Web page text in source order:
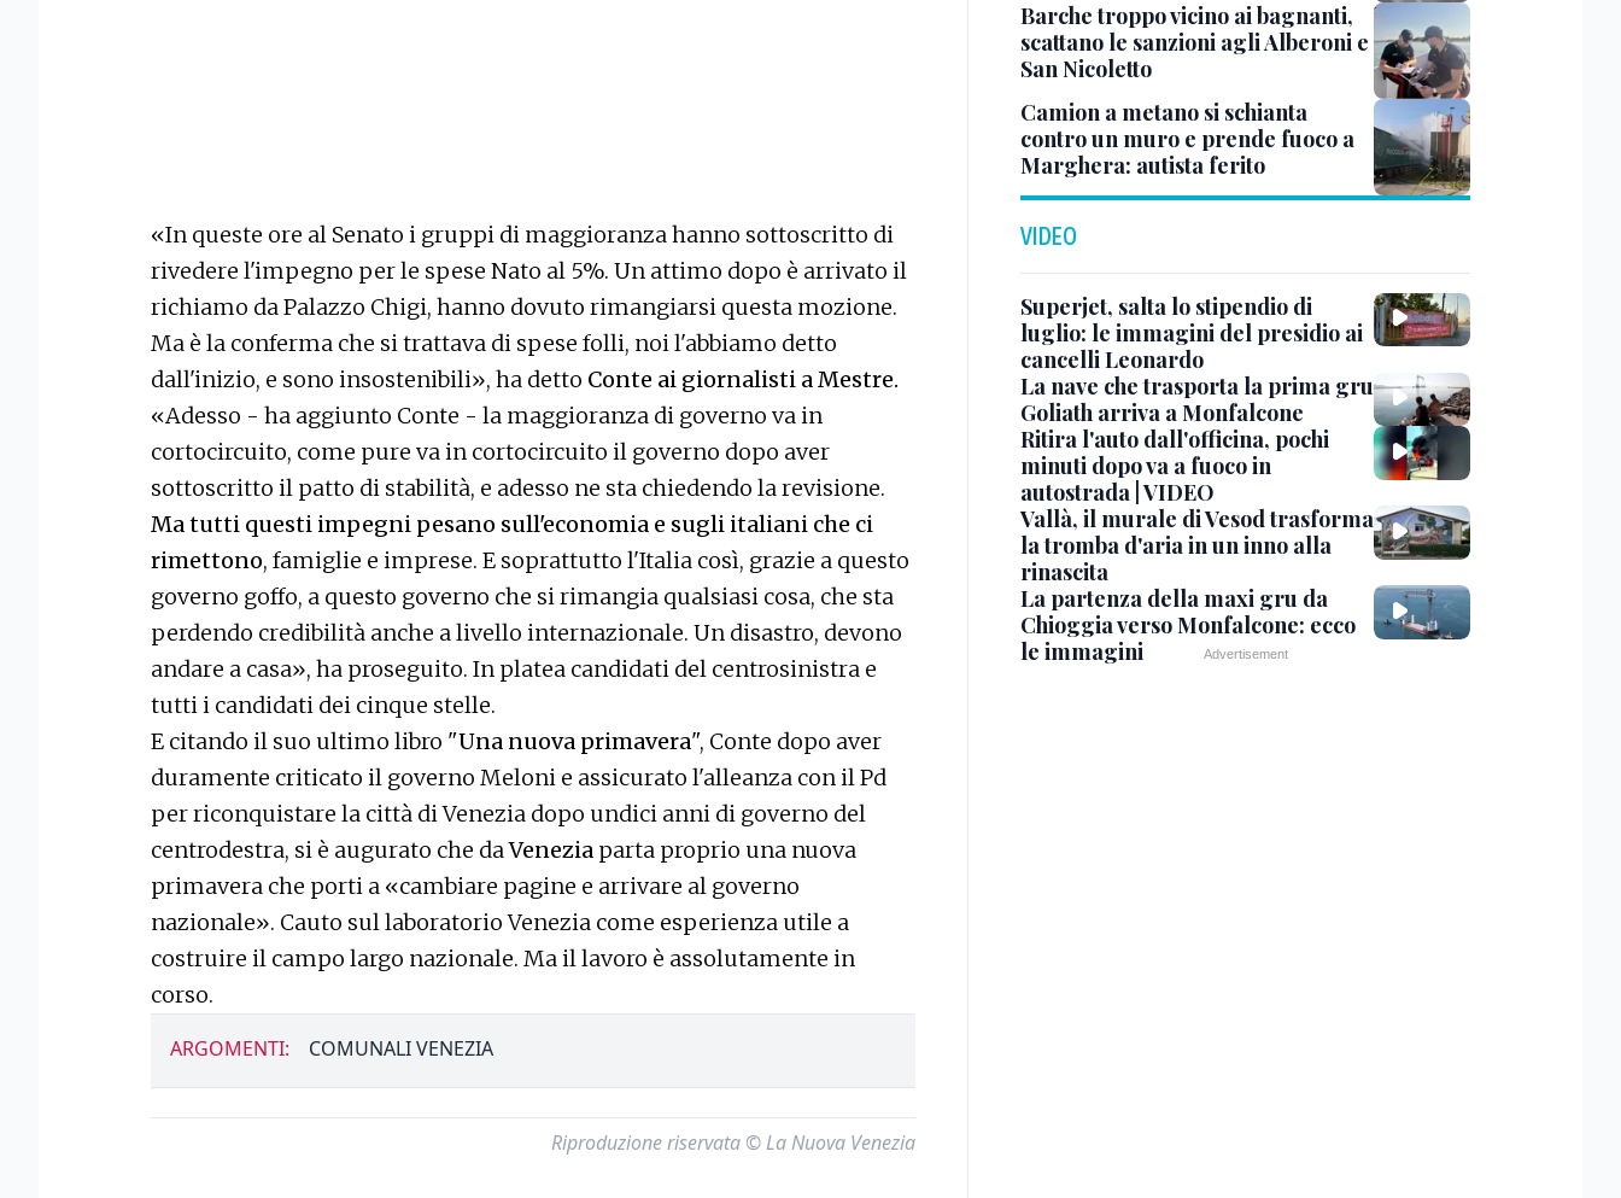
«In queste ore al Senato i gruppi di maggioranza hanno sottoscritto di
rivedere l'impegno per le spese Nato al 5%. Un attimo dopo è arrivato il
richiamo da Palazzo Chigi, hanno dovuto rimangiarsi questa mozione.
Ma è la conferma che si trattava di spese folli, noi l'abbiamo detto
dall'inizio, e sono insostenibili», ha detto Conte ai giornalisti a Mestre.
«Adesso - ha aggiunto Conte - la maggioranza di governo va in
cortocircuito, come pure va in cortocircuito il governo dopo aver
sottoscritto il patto di stabilità, e adesso ne sta chiedendo la revisione.
Ma tutti questi impegni pesano sull'economia e sugli italiani che ci
rimettono, famiglie e imprese. E soprattutto l'Italia così, grazie a questo
governo goffo, a questo governo che si rimangia qualsiasi cosa, che sta
perdendo credibilità anche a livello internazionale. Un disastro, devono
andare a casa», ha proseguito. In platea candidati del centrosinistra e
tutti i candidati dei cinque stelle.
E citando il suo ultimo libro "Una nuova primavera", Conte dopo aver
duramente criticato il governo Meloni e assicurato l'alleanza con il Pd
per riconquistare la città di Venezia dopo undici anni di governo del
centrodestra, si è augurato che daVenezia parta proprio una nuova
primavera che porti a «cambiare pagine e arrivare al governo
nazionale». Cauto sul laboratorio Venezia come esperienza utile a
costruire il campo largo nazionale. Ma il lavoro è assolutamente in
corso.
ARGOMENTI: COMUNALI VENEZIA
Riproduzione riservata © La Nuova Venezia
Barche troppo vicino ai bagnanti,
scattano le sanzioni agli Alberoni e
San Nicoletto
Camion a metano si schianta
contro un muro e prende fuoco a
Marghera: autista ferito
VIDEO
Superjet, salta lo stipendio di
luglio: le immagini del presidio ai
cancelli Leonardo
La nave che trasporta la prima gru
Goliath arriva a Monfalcone
Ritira l'auto dall'officina, pochi
minuti dopo va a fuoco in
autostrada | VIDEO
Vallà, il murale di Vesod trasforma
la tromba d'aria in un inno alla
rinascita
La partenza della maxi gru da
Chioggia verso Monfalcone: ecco
le immagini